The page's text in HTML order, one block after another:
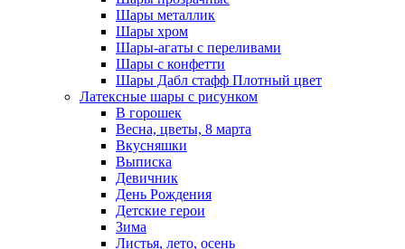
Шары металлик
Шары хром
Шары-агаты с переливами
Шары с конфетти
Шары Дабл стафф Плотный цвет
Латексные шары с рисунком
В горошек
Весна, цветы, 8 марта
Вкусняшки
Выписка
Девичник
День Рождения
Детские герои
Зима
Листья, лето, осень